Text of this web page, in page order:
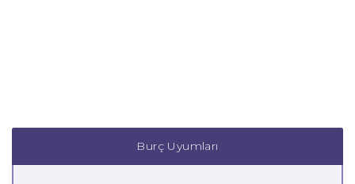
Burç Uyumları